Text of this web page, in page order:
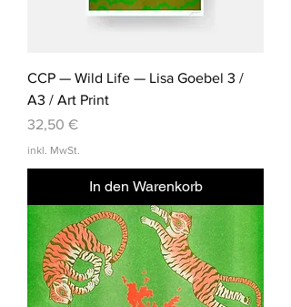
CCP — Wild Life — Lisa Goebel 3 /
A3 / Art Print
Preis
32,50 €
inkl. MwSt.
In den Warenkorb